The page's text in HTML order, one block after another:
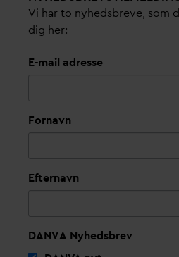
Vi har to nyhedsbreve, som
dig her:
E-mail adresse
Fornavn
Efternavn
DANVA Nyhedsbrev